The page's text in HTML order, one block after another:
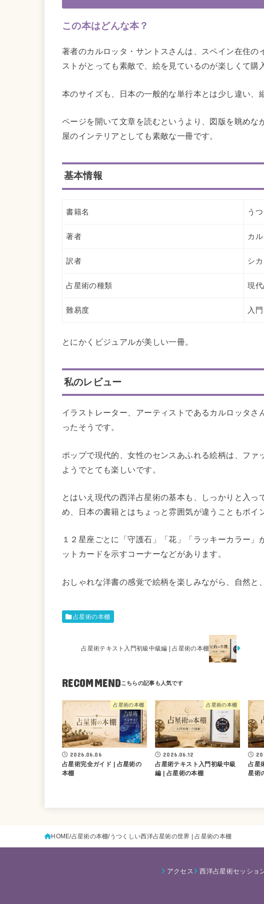
この本はどんな本？
著者のカルロッタ・サントスさんは、スペイン在住の
ストがとっても素敵で、絵を見ているのが楽しくて購
本のサイズも、日本の一般的な単行本とは少し違い、
ページを開いて文章を読むというより、図版を眺め
屋のインテリアとしても素敵な一冊です。
基本情報
書籍名 う
著者 カ
訳者 シ
占星術の種類 現
難易度 入
とにかくビジュアルが美しい一冊。
私のレビュー
イラストレーター、アーティストであるカルロッタ
ったそうです。
ポップで現代的、女性のセンスあふれる絵柄は、ファ
ようでとても楽しいです。
とはいえ現代の西洋占星術の基本も、しっかりと入っ
め、日本の書籍とはちょっと雰囲気が違うこともポイ
１２星座ごとに「守護石」「花」「ラッキーカラー
ットカードを示すコーナーなどがあります。
おしゃれな洋書の感覚で絵柄を楽しみながら、自然と
占星術の本棚
占星術テキスト入門初級中級編 | 占星術の本棚
RECOMMEND
占星術の本棚
2026.06.06
占星術完全ガイド | 占星術の
本棚
占星術の本棚
2026.06.12
占星術テキスト入門初級中級
編 | 占星術の本棚
占星
星術
HOME 占星術の本棚 うつくしい西洋占星術の世界 | 占星術の本棚
アクセス 西洋占星術セッショ